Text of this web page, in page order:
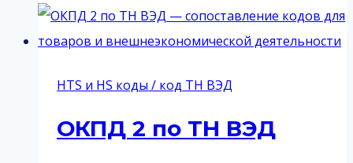
шин
Comforser
HTS и HS коды / код ТН ВЭД
ОКПД 2 по ТН ВЭД